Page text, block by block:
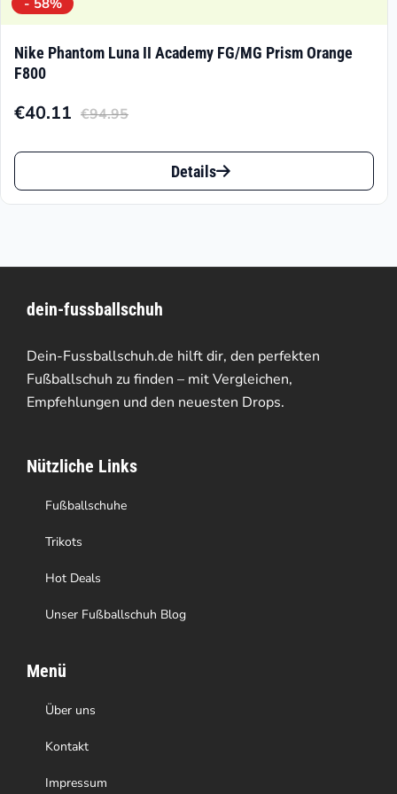
- 58%
Nike Phantom Luna II Academy FG/MG Prism Orange
F800
€94.95
Ursprünglicher
Preis
€94.95
€40.11
Aktueller
Preis
€40.11.
Dieses
Produkt
auf.
Die
Optionen
können
der
Produktseite
gewählt
werden
Details
dein-fussballschuh
Dein-Fussballschuh.de hilft dir, den perfekten
Fußballschuh zu finden – mit Vergleichen,
Empfehlungen und den neuesten Drops.
Nützliche Links
Fußballschuhe
Trikots
Hot Deals
Unser Fußballschuh Blog
Menü
Über uns
Kontakt
Impressum